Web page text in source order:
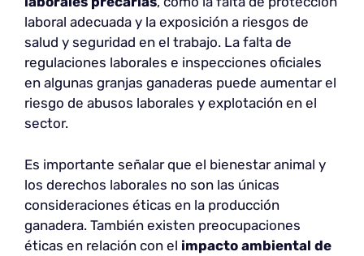
laboral adecuada y la exposición a riesgos de
salud y seguridad en el trabajo. La falta de
regulaciones laborales e inspecciones oficiales
en algunas granjas ganaderas puede aumentar el
riesgo de abusos laborales y explotación en el
sector.
Es importante señalar que el bienestar animal y
los derechos laborales no son las únicas
consideraciones éticas en la producción
ganadera. También existen preocupaciones
éticas en relación con el impacto ambiental de